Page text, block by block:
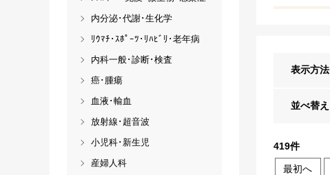
表示方法
並べ替え
419件
最初へ
内分泌･代謝･生化学
ﾘｳﾏﾁ･ｽﾎﾟｰﾂ･ﾘﾊﾋﾞﾘ･老年病
内科一般･診断･検査
癌･腫瘍
血液･輸血
放射線･超音波
小児科･新生児
産婦人科